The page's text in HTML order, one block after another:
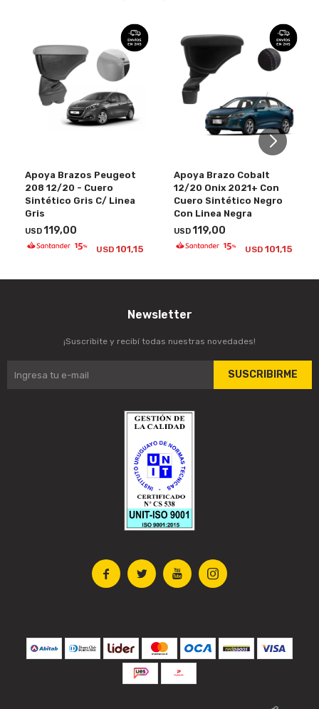
Apoya Brazos Peugeot
208 12/20 - Cuero
Sintético Gris C/ Linea
Gris
USD119,00
USD 101,15
Apoya Brazo Cobalt
12/20 Onix 2021+ Con
Cuero Sintético Negro
Con Linea Negra
USD119,00
USD 101,15
   
Newsletter
¡Suscribite y recibí todas nuestras novedades!
SUSCRIBIRME